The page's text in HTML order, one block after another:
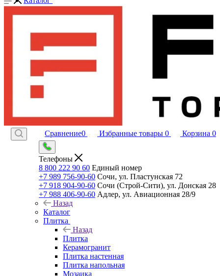
Сравнение0 Избранные товары 0 Корзина 0
Телефоны
8 800 222 90 60 Единый номер
+7 989 756-90-60 Сочи, ул. Пластунская 72
+7 918 904-90-60 Сочи (Строй-Сити), ул. Донская 28
+7 988 406-90-60 Адлер, ул. Авиационная 28/9
Назад
Каталог
Плитка
Назад
Плитка
Керамогранит
Плитка настенная
Плитка напольная
Мозаика